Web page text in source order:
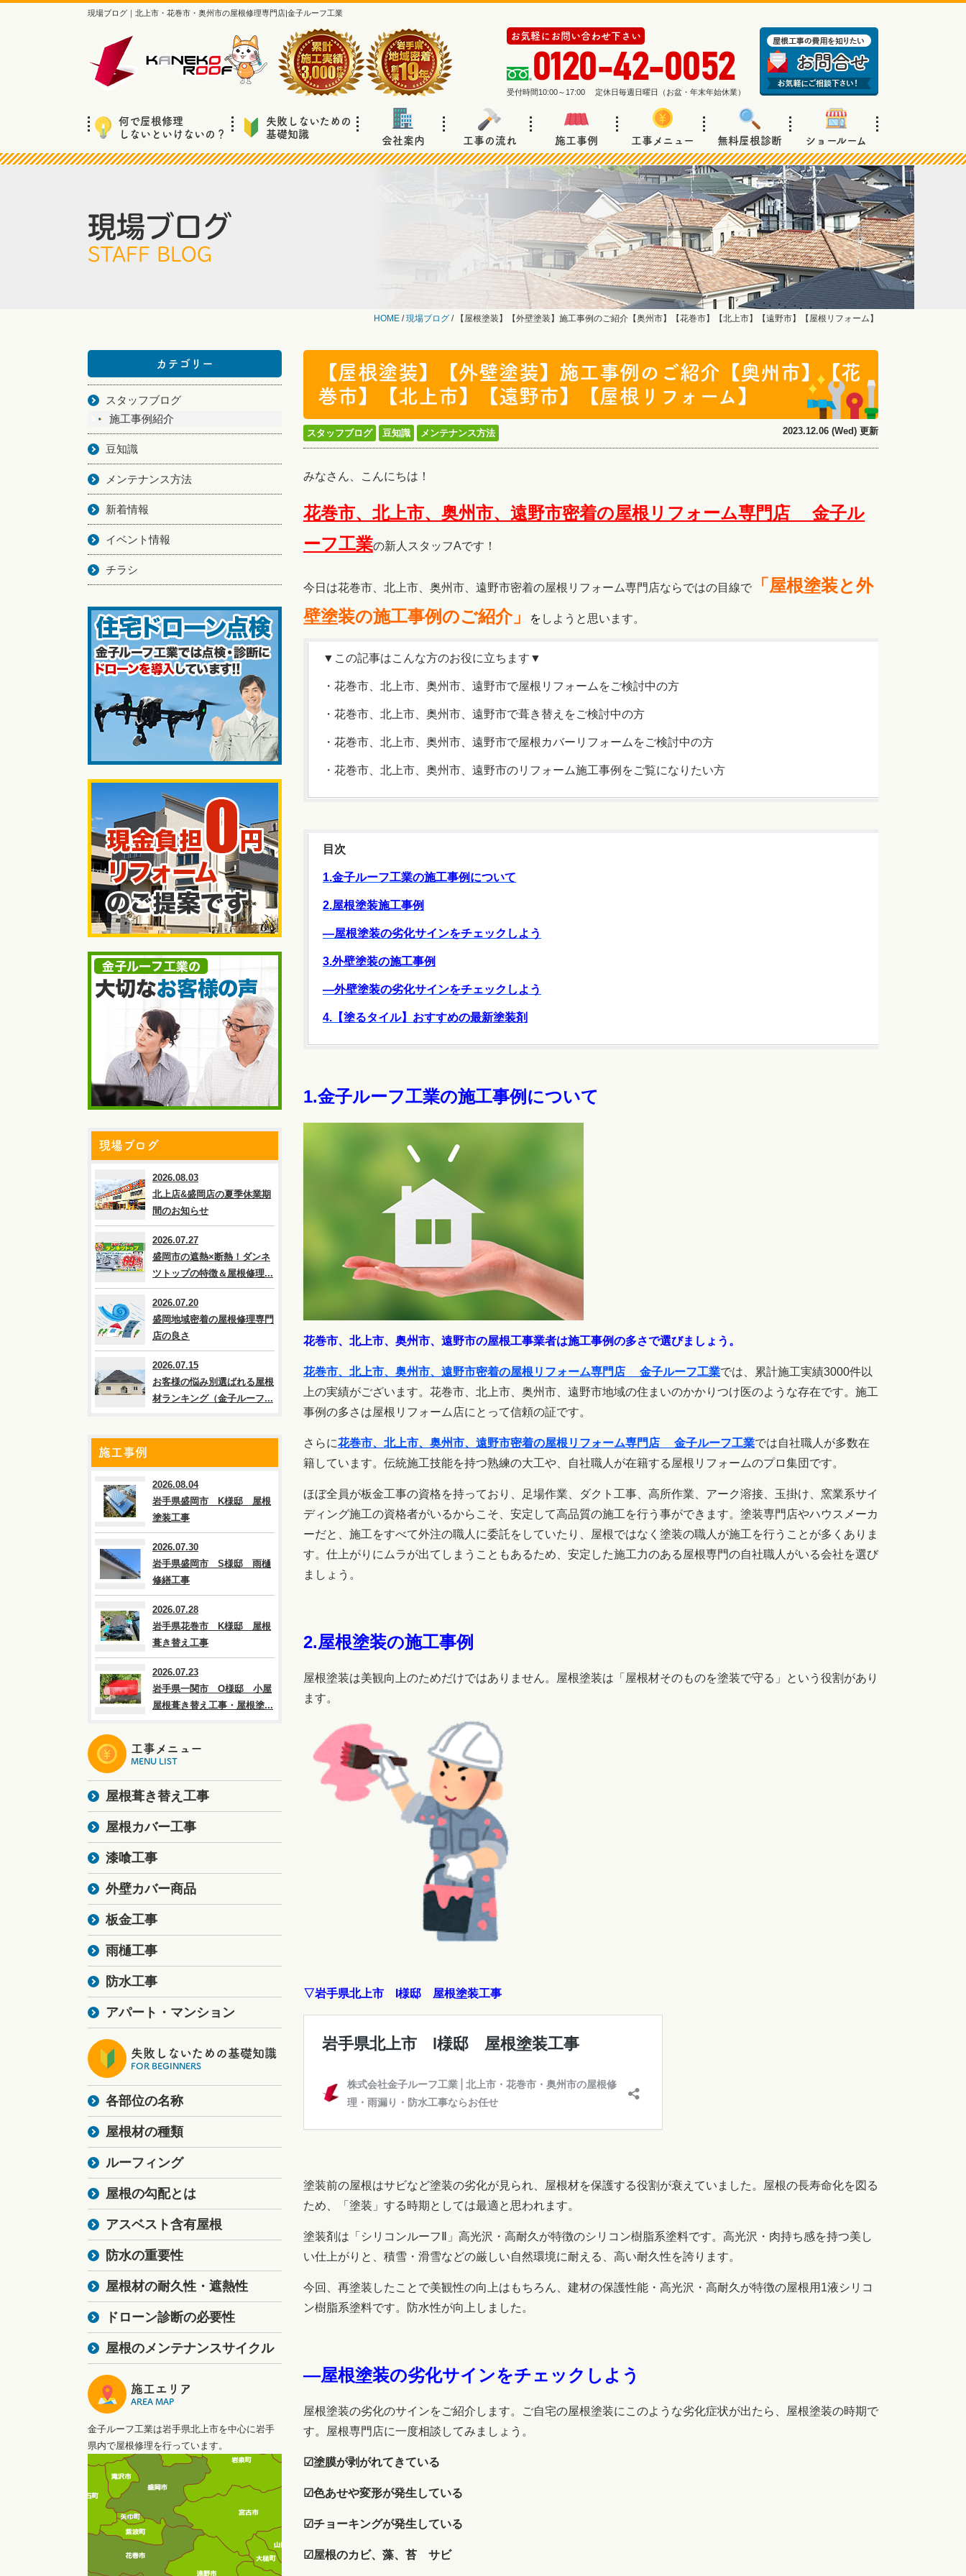
現場ブログ｜北上市・花巻市・奥州市の屋根修理専門店|金子ルーフ工業
お気軽にお問い合わせ下さい
0120-42-0052
受付時間10:00～17:00 定休日毎週日曜日（お盆・年末年始休業）
何で屋根修理
しないといけないの？
失敗しないための
基礎知識
会社案内 工事の流れ 施工事例 工事メニュー 無料屋根診断 ショールーム
現場ブログ
STAFF BLOG
HOME /現場ブログ / 【屋根塗装】【外壁塗装】施工事例のご紹介【奥州市】【花巻市】【北上市】【遠野市】【屋根リフォーム】
【屋根塗装】【外壁塗装】施工事例のご紹介【奥州市】【花
巻市】【北上市】【遠野市】【屋根リフォーム】
スタッフブログ 豆知識 メンテナンス方法 2023.12.06 (Wed) 更新
みなさん、こんにちは！
花巻市、北上市、奥州市、遠野市密着の屋根リフォーム専門店 金子ル
ーフ工業の新人スタッフAです！
今日は花巻市、北上市、奥州市、遠野市密着の屋根リフォーム専門店ならではの目線で
「屋根塗装と外
壁塗装の施工事例のご紹介」
を しようと思います。
▼この記事はこんな方のお役に立ちます▼
・花巻市、北上市、奥州市、遠野市で屋根リフォームをご検討中の方
・花巻市、北上市、奥州市、遠野市で葺き替えをご検討中の方
・花巻市、北上市、奥州市、遠野市で屋根カバーリフォームをご検討中の方
・花巻市、北上市、奥州市、遠野市のリフォーム施工事例をご覧になりたい方
目次
1.金子ルーフ工業の施工事例について
2.屋根塗装施工事例
―屋根塗装の劣化サインをチェックしよう
3.外壁塗装の施工事例
―外壁塗装の劣化サインをチェックしよう
4.【塗るタイル】おすすめの最新塗装剤
1.金子ルーフ工業の施工事例について
花巻市、北上市、奥州市、遠野市の屋根工事業者は施工事例の多さで選びましょう。
花巻市、北上市、奥州市、遠野市密着の屋根リフォーム専門店 金子ルーフ工業では、
累計施工実績3000件以
上の実績がございます。 花巻市、北上市、奥州市、遠野市地域の住まいのかかりつけ医のような存在です。 施工
事例の多さは屋根リフォーム店にとって信頼の証です。
さらに花巻市、北上市、奥州市、遠野市密着の屋根リフォーム専門店 金子ルーフ工業では自社職人が多数在
籍しています。伝統施工技能を持つ熟練の大工や、自社職人が在籍する屋根リフォームのプロ集団です。
ほぼ全員が板金工事の資格を持っており、足場作業、ダクト工事、高所作業、 アーク溶接、玉掛け、窯業系サイ
ディング施工の資格者がいるからこそ、安定して高品質の施工を行う事ができます。 塗装専門店やハウスメーカ
ーだと、施工をすべて外注の職人に委託をしていたり、屋根ではなく塗装の職人が施工を行うことが多くありま
す。仕上がりにムラが出てしまうこともあるため、安定した施工力のある屋根専門の自社職人がいる会社を選び
ましょう。
2.屋根塗装の施工事例
屋根塗装は美観向上のためだけではありません。屋根塗装は「屋根材そのものを塗装で守る」という役割があり
ます。
▽岩手県北上市 I様邸 屋根塗装工事
塗装前の屋根はサビなど塗装の劣化が見られ、屋根材を保護する役割が衰えていました。
屋根の長寿命化を図る
ため、「塗装」する時期としては最適と思われます。
塗装剤は「シリコンルーフⅡ」高光沢・高耐久が特徴のシリコン樹脂系塗料です。 高光沢・肉持ち感を持つ美し
い仕上がりと、積雪・滑雪などの厳しい自然環境に耐える、高い耐久性を誇ります。
今回、再塗装したことで美観性の向上はもちろん、建材の保護性能・ 高光沢・高耐久が特徴の屋根用1液シリコ
ン樹脂系塗料です。
防水性が向上しました。
―屋根塗装の劣化サインをチェックしよう
屋根塗装の劣化のサインをご紹介します。ご自宅の屋根塗装にこのような劣化症状が出たら、屋根塗装の時期で
す。屋根専門店に一度相談してみましょう。
☑塗膜が剥がれてきている
☑色あせや変形が発生している
☑チョーキングが発生している
☑屋根のカビ、藻、苔 サビ
カテゴリー
スタッフブログ
施工事例紹介
豆知識
メンテナンス方法
新着情報
イベント情報
チラシ
現場ブログ
2026.08.03
北上店&盛岡店の夏季休業期
間のお知らせ
2026.07.27
盛岡市の遮熱×断熱！ダンネ
ツトップの特徴＆屋根修理...
2026.07.20
盛岡地域密着の屋根修理専門
店の良さ
2026.07.15
お客様の悩み別選ばれる屋根
材ランキング（金子ルーフ...
施工事例
2026.08.04
岩手県盛岡市 K様邸 屋根
塗装工事
2026.07.30
岩手県盛岡市 S様邸 雨樋
修繕工事
2026.07.28
岩手県花巻市 K様邸 屋根
葺き替え工事
2026.07.23
岩手県一関市 O様邸 小屋
屋根葺き替え工事・屋根塗...
工事メニュー
MENU LIST
屋根葺き替え工事
屋根カバー工事
漆喰工事
外壁カバー商品
板金工事
雨樋工事
防水工事
アパート・マンション
失敗しないための基礎知識
FOR BEGINNERS
各部位の名称
屋根材の種類
ルーフィング
屋根の勾配とは
アスベスト含有屋根
防水の重要性
屋根材の耐久性・遮熱性
ドローン診断の必要性
屋根のメンテナンスサイクル
施工エリア
AREA MAP
金子ルーフ工業は岩手県北上市を中心に岩手
県内で屋根修理を行っています。